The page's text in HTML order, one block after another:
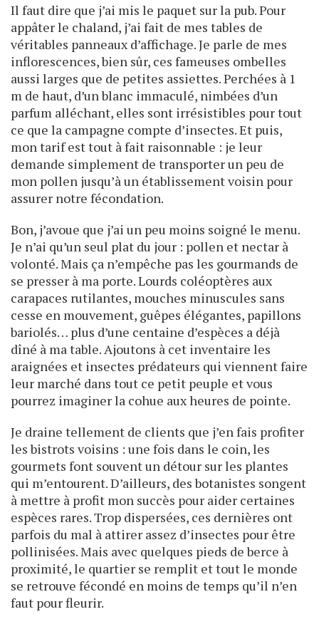
Il faut dire que j’ai mis le paquet sur la pub. Pour
appâter le chaland, j’ai fait de mes tables de
véritables panneaux d’affichage. Je parle de mes
inflorescences, bien sûr, ces fameuses ombelles
aussi larges que de petites assiettes. Perchées à 1
m de haut, d’un blanc immaculé, nimbées d’un
parfum alléchant, elles sont irrésistibles pour tout
ce que la campagne compte d’insectes. Et puis,
mon tarif est tout à fait raisonnable : je leur
demande simplement de transporter un peu de
mon pollen jusqu’à un établissement voisin pour
assurer notre fécondation.
Bon, j’avoue que j’ai un peu moins soigné le menu.
Je n’ai qu’un seul plat du jour : pollen et nectar à
volonté. Mais ça n’empêche pas les gourmands de
se presser à ma porte. Lourds coléoptères aux
carapaces rutilantes, mouches minuscules sans
cesse en mouvement, guêpes élégantes, papillons
bariolés… plus d’une centaine d’espèces a déjà
dîné à ma table. Ajoutons à cet inventaire les
araignées et insectes prédateurs qui viennent faire
leur marché dans tout ce petit peuple et vous
pourrez imaginer la cohue aux heures de pointe.
Je draine tellement de clients que j’en fais profiter
les bistrots voisins : une fois dans le coin, les
gourmets font souvent un détour sur les plantes
qui m’entourent. D’ailleurs, des botanistes songent
à mettre à profit mon succès pour aider certaines
espèces rares. Trop dispersées, ces dernières ont
parfois du mal à attirer assez d’insectes pour être
pollinisées. Mais avec quelques pieds de berce à
proximité, le quartier se remplit et tout le monde
se retrouve fécondé en moins de temps qu’il n’en
faut pour fleurir.